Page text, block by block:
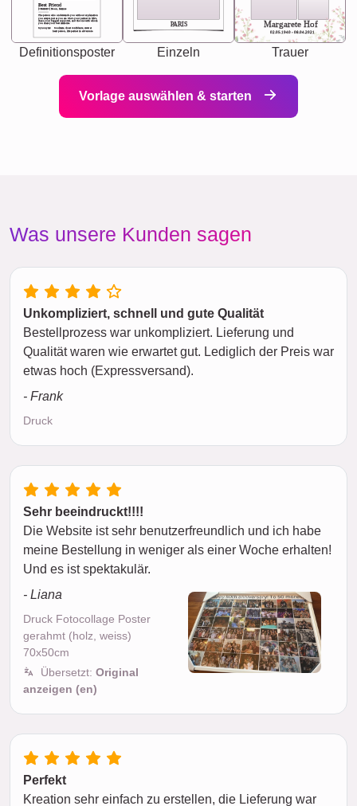
Best Friend
[<NAME>] Noun, feminie
Synonyms: Soulmate, closet confidante, sister at
heart person, life partner in adventure.
The person who understands you without explanation
you accepts just as you are. She's your partner in life's,
chaos your biggest supporter, and the one with whom
you share your best memories.
Definitionsposter
PARIS
Einzeln
Margarete Hof
02.05.1940 - 08.04.2021
Trauer
Vorlage auswählen & starten
Was unsere Kunden sagen
Unkompliziert, schnell und gute Qualität
Bestellprozess war unkompliziert. Lieferung und
Qualität waren wie erwartet gut. Lediglich der Preis war
etwas hoch (Expressversand).
- Frank
Druck
Sehr beeindruckt!!!!
Die Website ist sehr benutzerfreundlich und ich habe
meine Bestellung in weniger als einer Woche erhalten!
Und es ist spektakulär.
- Liana
Druck Fotocollage Poster
gerahmt (holz, weiss)
70x50cm
Übersetzt: Original
anzeigen (en)
Perfekt
Kreation sehr einfach zu erstellen, die Lieferung war